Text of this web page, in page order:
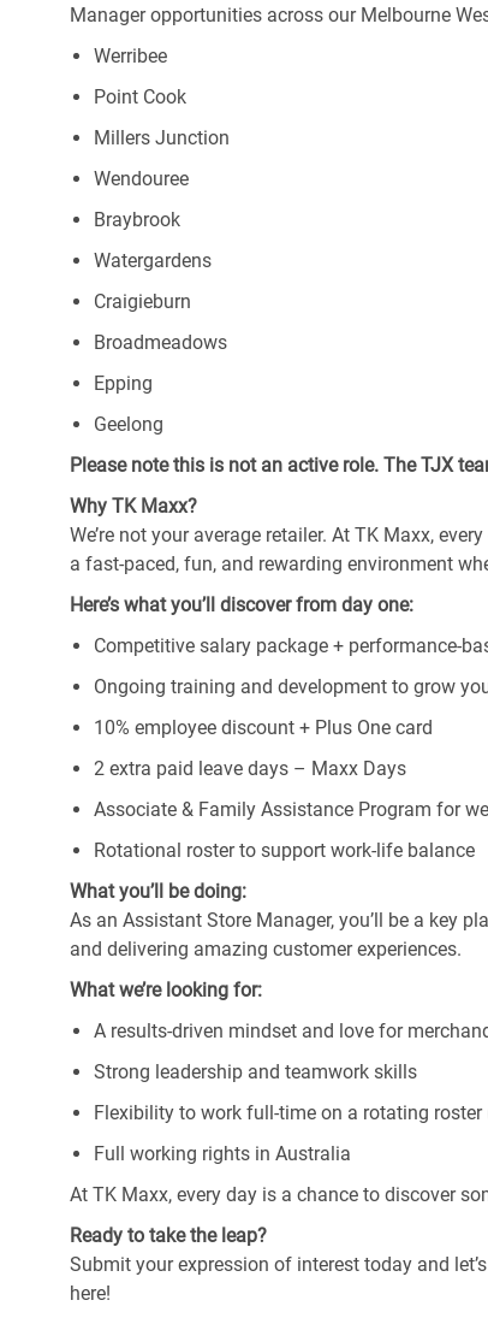
Manager opportunities across our Melbourne
Werribee
Point Cook
Millers Junction
Wendouree
Braybrook
Watergardens
Craigieburn
Broadmeadows
Epping
Geelong
Please note this is not an active role. The TJX
Why TK Maxx?
We’re not your average retailer. At TK Maxx,
a fast-paced, fun, and rewarding environment
Here’s what you’ll discover from day one:
Competitive salary package + performance-
Ongoing training and development to grow
10% employee discount + Plus One card
2 extra paid leave days – Maxx Days
Associate & Family Assistance Program for
Rotational roster to support work-life balance
What you’ll be doing:
As an Assistant Store Manager, you’ll be a key
and delivering amazing customer experiences.
What we’re looking for:
A results-driven mindset and love for
Strong leadership and teamwork skills
Flexibility to work full-time on a rotating
Full working rights in Australia
At TK Maxx, every day is a chance to discover
Ready to take the leap?
Submit your expression of interest today and
here!